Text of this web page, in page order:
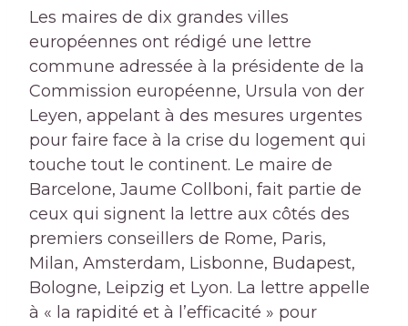
Les maires de dix grandes villes
européennes ont rédigé une lettre
commune adressée à la présidente de la
Commission européenne, Ursula von der
Leyen, appelant à des mesures urgentes
pour faire face à la crise du logement qui
touche tout le continent. Le maire de
Barcelone, Jaume Collboni, fait partie de
ceux qui signent la lettre aux côtés des
premiers conseillers de Rome, Paris,
Milan, Amsterdam, Lisbonne, Budapest,
Bologne, Leipzig et Lyon. La lettre appelle
à « la rapidité et à l’efficacité » pour